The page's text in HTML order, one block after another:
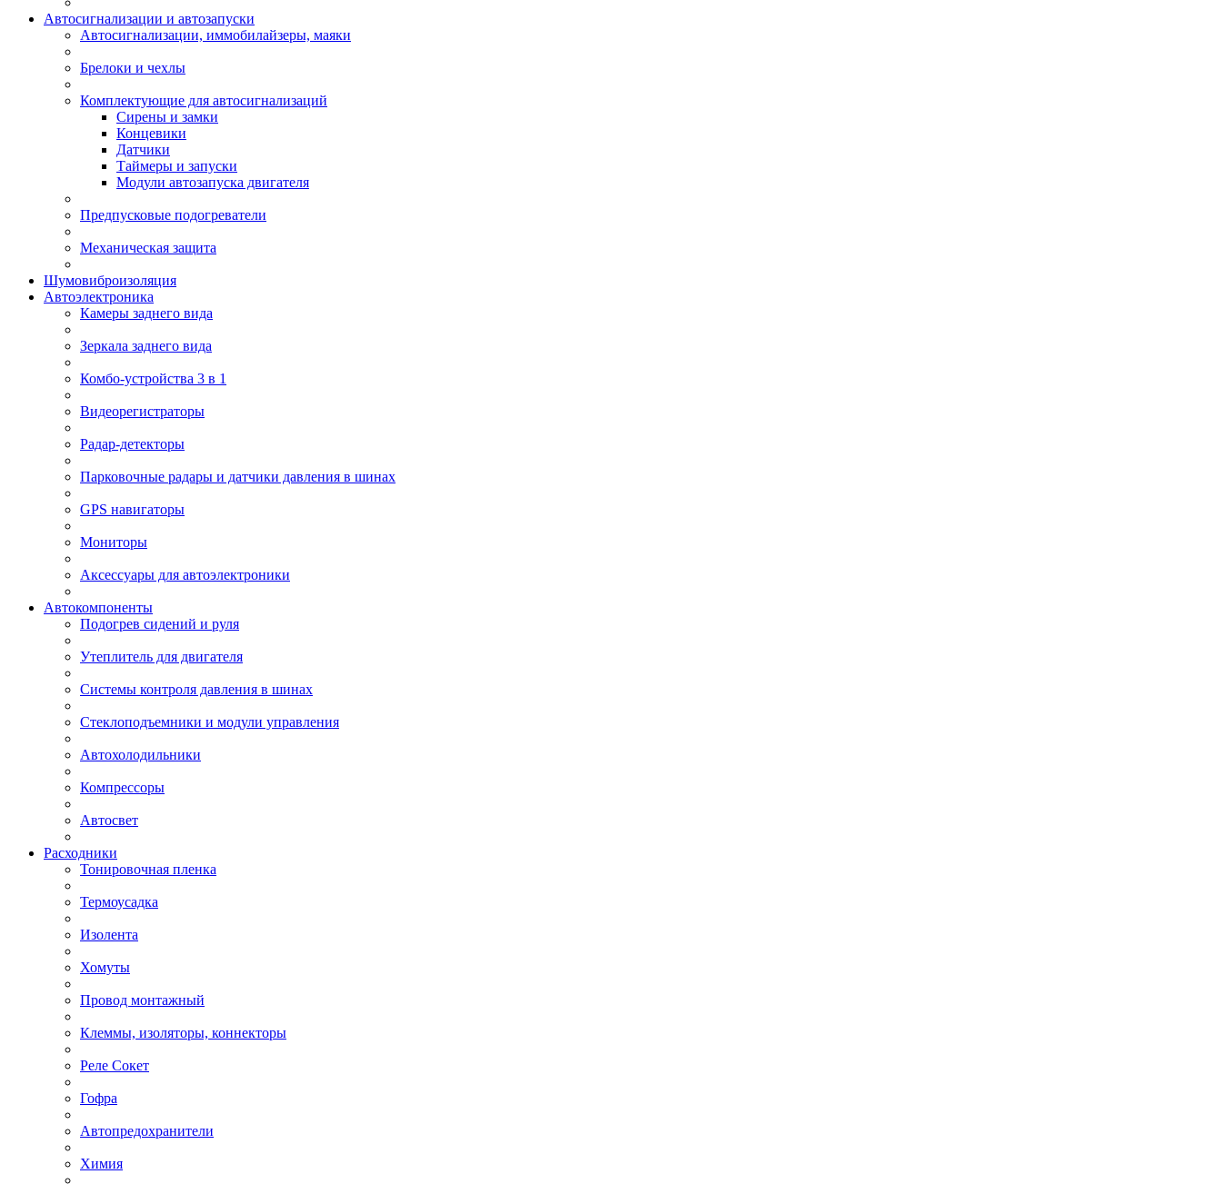
Автосигнализации и автозапуски
Автосигнализации, иммобилайзеры, маяки
Брелоки и чехлы
Комплектующие для автосигнализаций
Сирены и замки
Концевики
Датчики
Таймеры и запуски
Модули автозапуска двигателя
Предпусковые подогреватели
Механическая защита
Шумовиброизоляция
Автоэлектроника
Камеры заднего вида
Зеркала заднего вида
Комбо-устройства 3 в 1
Видеорегистраторы
Радар-детекторы
Парковочные радары и датчики давления в шинах
GPS навигаторы
Мониторы
Аксессуары для автоэлектроники
Автокомпоненты
Подогрев сидений и руля
Утеплитель для двигателя
Системы контроля давления в шинах
Стеклоподъемники и модули управления
Автохолодильники
Компрессоры
Автосвет
Расходники
Тонировочная пленка
Термоусадка
Изолента
Хомуты
Провод монтажный
Клеммы, изоляторы, коннекторы
Реле Сокет
Гофра
Автопредохранители
Химия